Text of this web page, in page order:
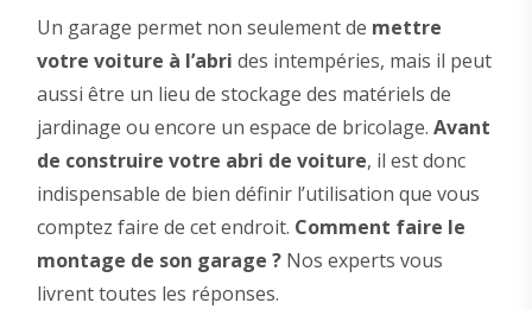
Un garage permet non seulement de mettre
votre voiture à l’abri des intempéries, mais il peut
aussi être un lieu de stockage des matériels de
jardinage ou encore un espace de bricolage. Avant
de construire votre abri de voiture, il est donc
indispensable de bien définir l’utilisation que vous
comptez faire de cet endroit. Comment faire le
montage de son garage ?Nos experts vous
livrent toutes les réponses.